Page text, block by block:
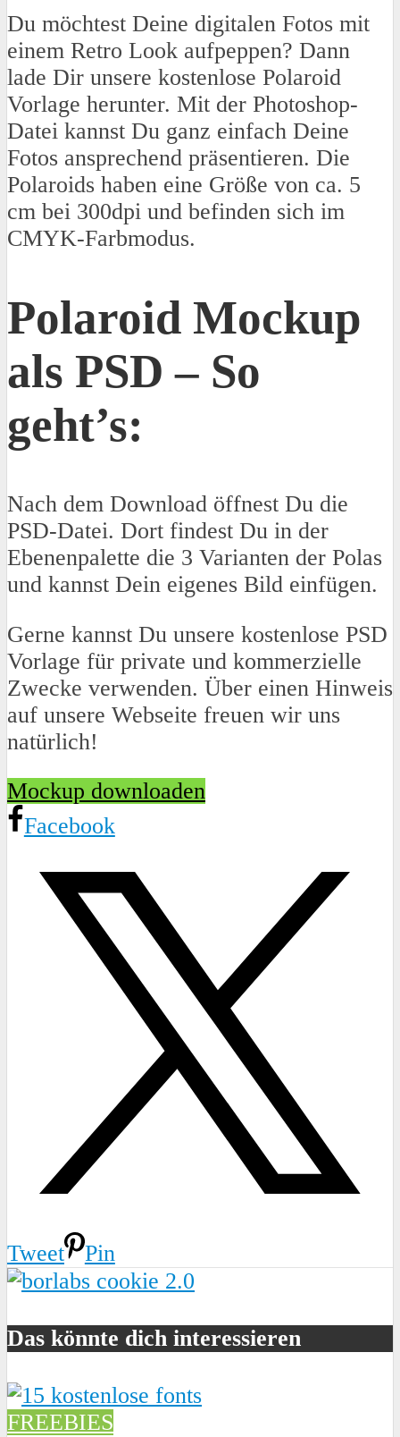
Du möchtest Deine digitalen Fotos mit
einem Retro Look aufpeppen? Dann
lade Dir unsere kostenlose Polaroid
Vorlage herunter. Mit der Photoshop-
Datei kannst Du ganz einfach Deine
Fotos ansprechend präsentieren. Die
Polaroids haben eine Größe von ca. 5
cm bei 300dpi und befinden sich im
CMYK-Farbmodus.
Polaroid Mockup
als PSD – So
geht’s:
Nach dem Download öffnest Du die
PSD-Datei. Dort findest Du in der
Ebenenpalette die 3 Varianten der Polas
und kannst Dein eigenes Bild einfügen.
Gerne kannst Du unsere kostenlose PSD
Vorlage für private und kommerzielle
Zwecke verwenden. Über einen Hinweis
auf unsere Webseite freuen wir uns
natürlich!
Mockup downloaden
Facebook
Tweet Pin
Das könnte dich interessieren
FREEBIES